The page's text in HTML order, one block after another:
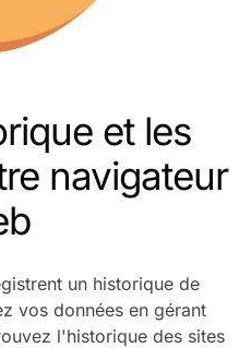
et les
navigateur
un historique de
vos données en gérant
l'historique des sites